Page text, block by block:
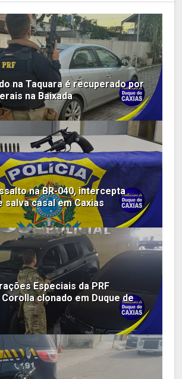
na Taquara é recuperado por
na Baixada
na BR-040, intercepta
salva casal em Caxias
Especiais da PRF
clonado em Duque de